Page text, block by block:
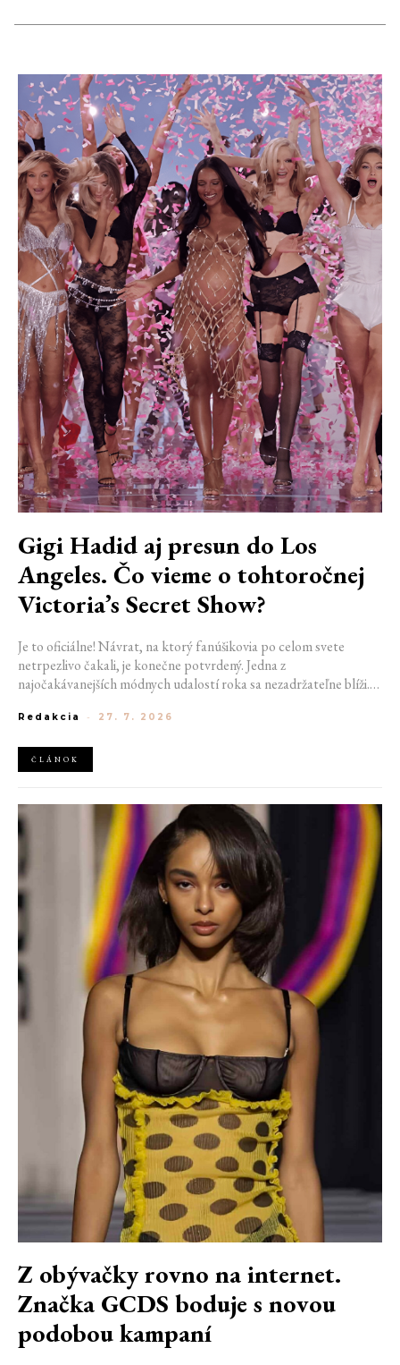
Gigi Hadid aj presun do Los
Angeles. Čo vieme o tohtoročnej
Victoria’s Secret Show?
Je to oficiálne! Návrat, na ktorý fanúšikovia po celom svete
netrpezlivo čakali, je konečne potvrdený. Jedna z
najočakávanejších módnych udalostí roka sa nezadržateľne blíži.
veľké novinky. Organizátori už prezradili miesto konania
prejde po ikonickom móle.
Redakcia - 27. 7. 2026
ČLÁNOK
Z obývačky rovno na internet.
Značka GCDS boduje s novou
podobou kampaní